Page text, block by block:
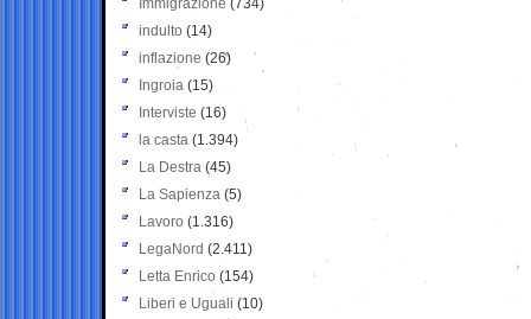
Immigrazione (734)
indulto (14)
inflazione (26)
Ingroia (15)
Interviste (16)
la casta (1.394)
La Destra (45)
La Sapienza (5)
Lavoro (1.316)
LegaNord (2.411)
Letta Enrico (154)
Liberi e Uguali (10)